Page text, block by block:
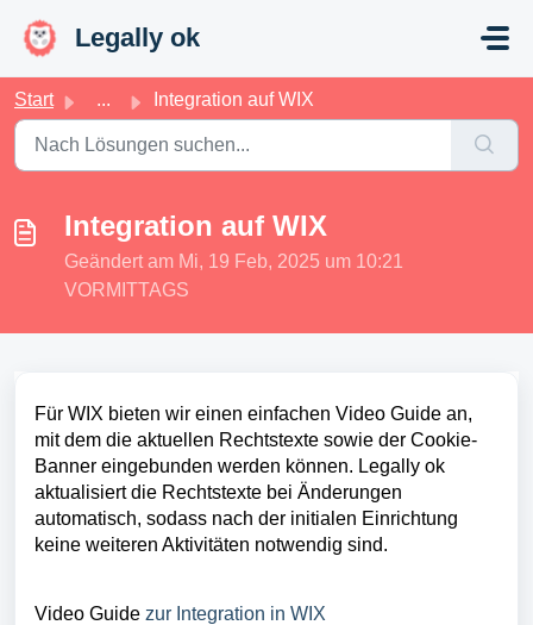
Legally ok
Start ... Integration auf WIX
Integration auf WIX
Geändert am Mi, 19 Feb, 2025 um 10:21
VORMITTAGS
Für WIX bieten wir einen einfachen Video Guide an,
mit dem die aktuellen Rechtstexte sowie der Cookie-
Banner eingebunden werden können. Legally ok
aktualisiert die Rechtstexte bei Änderungen
automatisch, sodass nach der initialen Einrichtung
keine weiteren Aktivitäten notwendig sind.
Video Guide zur Integration in WIX